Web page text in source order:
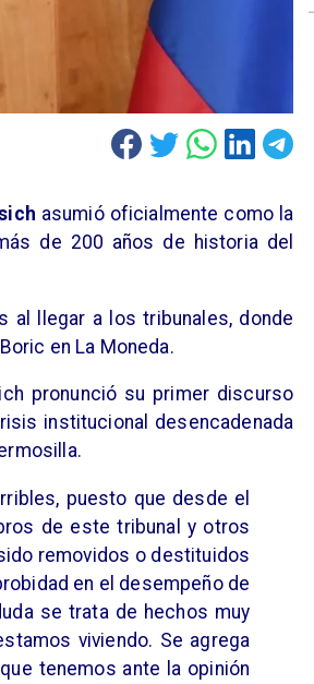
asumió oficialmente como la
de 200 años de historia del
al llegar a los tribunales, donde
en La Moneda.
pronunció su primer discurso
institucional desencadenada
puesto que desde el
de este tribunal y otros
removidos o destituidos
en el desempeño de
se trata de hechos muy
viviendo. Se agrega
tenemos ante la opinión